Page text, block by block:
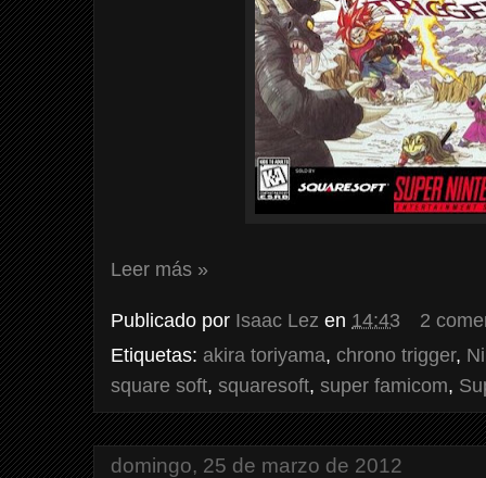
Leer más »
Publicado por Isaac Lez en 14:43
2
Etiquetas: akira toriyama, chrono trigger,
square soft, squaresoft, super famicom,
domingo, 25 de marzo de 2012